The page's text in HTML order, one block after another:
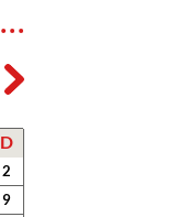
D
2
9